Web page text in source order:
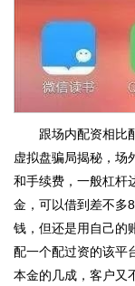
跟场内配资相比
虚拟盘骗局揭秘，场
和手续费，一般杠杆
金，可以借到差不多
钱，但还是用自己的
配一个配过资的该平
本金的几成，客户又